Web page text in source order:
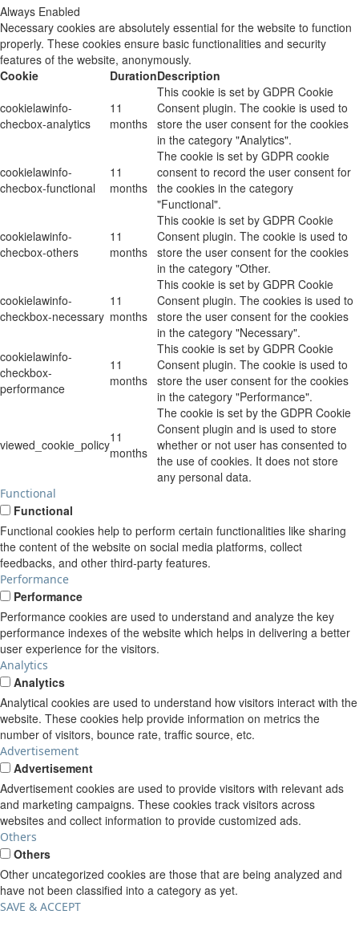
Always Enabled
Necessary cookies are absolutely essential for the website to function
properly. These cookies ensure basic functionalities and security
features of the website, anonymously.
Cookie
DurationDescription
cookielawinfo-
checbox-analytics
11
months
This cookie is set by GDPR Cookie
Consent plugin. The cookie is used to
store the user consent for the cookies
in the category "Analytics".
cookielawinfo-
checbox-functional
11
months
The cookie is set by GDPR cookie
consent to record the user consent for
the cookies in the category
"Functional".
cookielawinfo-
checbox-others
11
months
This cookie is set by GDPR Cookie
Consent plugin. The cookie is used to
store the user consent for the cookies
in the category "Other.
cookielawinfo-
checkbox-necessary
11
months
This cookie is set by GDPR Cookie
Consent plugin. The cookies is used to
store the user consent for the cookies
in the category "Necessary".
cookielawinfo-
checkbox-
performance
11
months
This cookie is set by GDPR Cookie
Consent plugin. The cookie is used to
store the user consent for the cookies
in the category "Performance".
viewed_cookie_policy11
months
The cookie is set by the GDPR Cookie
Consent plugin and is used to store
whether or not user has consented to
the use of cookies. It does not store
any personal data.
Functional
Functional
Functional cookies help to perform certain functionalities like sharing
the content of the website on social media platforms, collect
feedbacks, and other third-party features.
Performance
Performance
Performance cookies are used to understand and analyze the key
performance indexes of the website which helps in delivering a better
user experience for the visitors.
Analytics
Analytics
Analytical cookies are used to understand how visitors interact with the
website. These cookies help provide information on metrics the
number of visitors, bounce rate, traffic source, etc.
Advertisement
Advertisement
Advertisement cookies are used to provide visitors with relevant ads
and marketing campaigns. These cookies track visitors across
websites and collect information to provide customized ads.
Others
Others
Other uncategorized cookies are those that are being analyzed and
have not been classified into a category as yet.
SAVE & ACCEPT